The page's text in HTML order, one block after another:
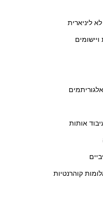
ליניארית
אותות
קוהרנטיות